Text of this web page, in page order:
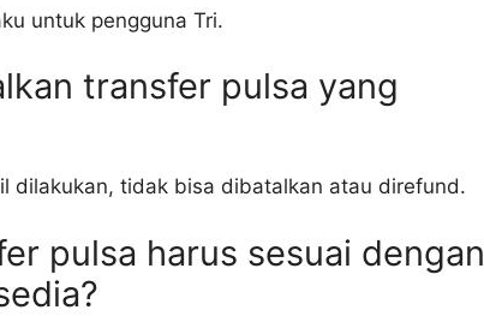
untuk pengguna Tri.
transfer pulsa yang
dilakukan, tidak bisa dibatalkan atau direfund.
pulsa harus sesuai dengan